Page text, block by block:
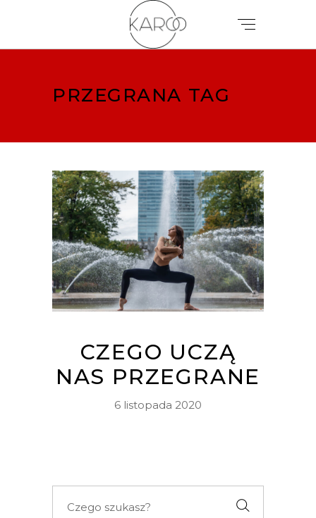
PRZEGRANA TAG
CZEGO UCZĄ
NAS PRZEGRANE
6 listopada 2020
for: